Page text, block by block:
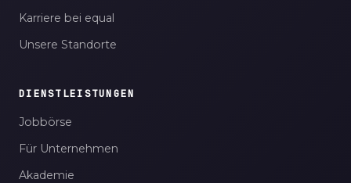
Karriere bei equal
Unsere Standorte
DIENSTLEISTUNGEN
Jobbörse
Für Unternehmen
Akademie